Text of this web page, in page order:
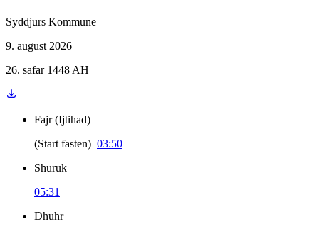
Syddjurs Kommune
9. august 2026
26. safar 1448 AH
Fajr (Ijtihad)
(Start fasten) 03:50
Shuruk
05:31
Dhuhr